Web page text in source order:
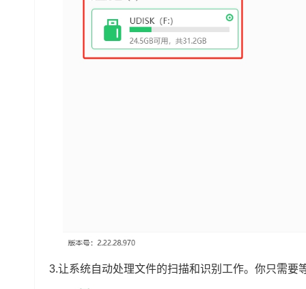
3.让系统自动处理文件的扫描和识别工作。你只需